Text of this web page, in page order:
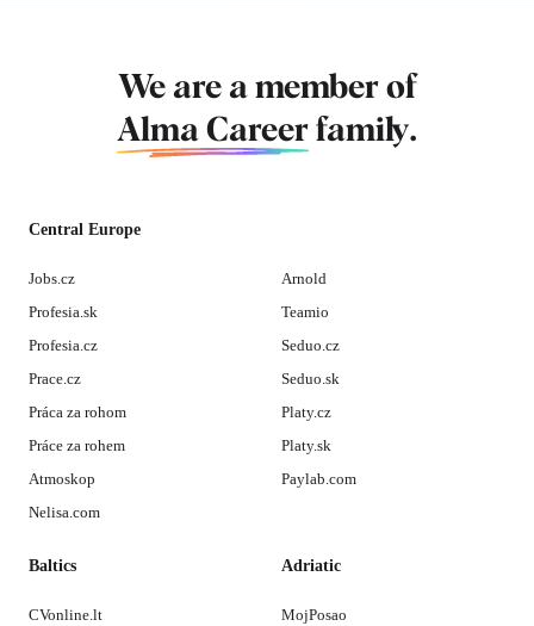
We are a member of
Alma Career family.
Central Europe
Jobs.cz
Profesia.sk
Profesia.cz
Prace.cz
Práca za rohom
Práce za rohem
Atmoskop
Nelisa.com
Arnold
Teamio
Seduo.cz
Seduo.sk
Platy.cz
Platy.sk
Paylab.com
Baltics
CVonline.lt
Adriatic
MojPosao